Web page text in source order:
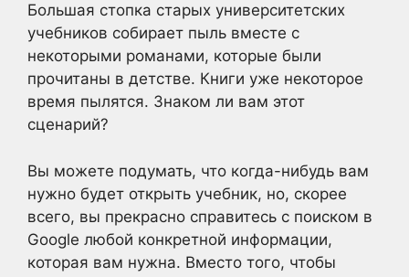
Большая стопка старых университетских
учебников собирает пыль вместе с
некоторыми романами, которые были
прочитаны в детстве. Книги уже некоторое
время пылятся. Знаком ли вам этот
сценарий?
Вы можете подумать, что когда-нибудь вам
нужно будет открыть учебник, но, скорее
всего, вы прекрасно справитесь с поиском в
Google любой конкретной информации,
которая вам нужна. Вместо того, чтобы